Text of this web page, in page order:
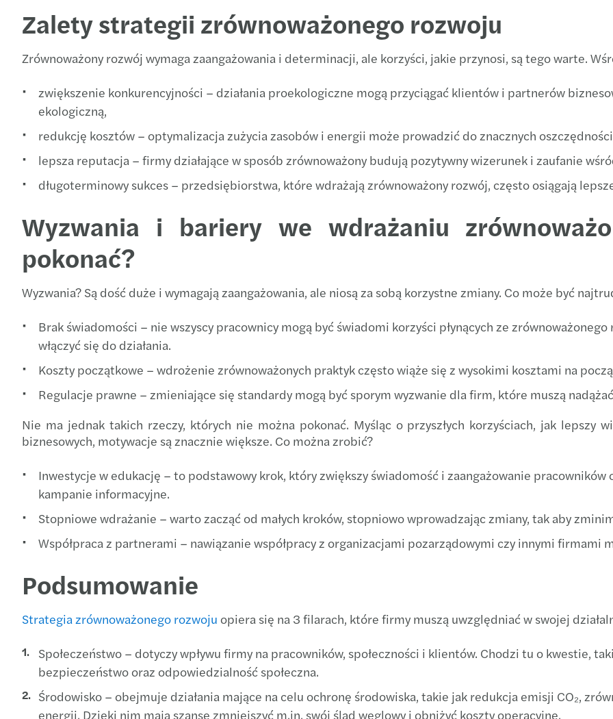
Zalety strategii zrównoważonego rozwoju
Zrównoważony rozwój wymaga zaangażowania i determinacji, ale korzyści, jakie przynosi, są tego warte.
zwiększenie konkurencyjności – działania proekologiczne mogą przyciągać klientów i partnerów
ekologiczną,
redukcję kosztów – optymalizacja zużycia zasobów i energii może prowadzić do znacznych
lepsza reputacja – firmy działające w sposób zrównoważony budują pozytywny wizerunek i zaufanie
długoterminowy sukces – przedsiębiorstwa, które wdrażają zrównoważony rozwój, często osiągają
Wyzwania i bariery we wdrażaniu
pokonać?
Wyzwania? Są dość duże i wymagają zaangażowania, ale niosą za sobą korzystne zmiany. Co może być
Brak świadomości – nie wszyscy pracownicy mogą być świadomi korzyści płynących ze
włączyć się do działania.
Koszty początkowe – wdrożenie zrównoważonych praktyk często wiąże się z wysokimi kosztami na
Regulacje prawne – zmieniające się standardy mogą być sporym wyzwanie dla firm, które muszą
Nie ma jednak takich rzeczy, których nie można pokonać. Myśląc o przyszłych korzyściach, jak lepszy
biznesowych, motywacje są znacznie większe. Co można zrobić?
Inwestycje w edukację – to podstawowy krok, który zwiększy świadomość i zaangażowanie
kampanie informacyjne.
Stopniowe wdrażanie – warto zacząć od małych kroków, stopniowo wprowadzając zmiany, tak aby
Współpraca z partnerami – nawiązanie współpracy z organizacjami pozarządowymi czy innymi firmami
Podsumowanie
Strategia zrównoważonego rozwoju opiera się na 3 filarach, które firmy muszą uwzględniać w swojej
Społeczeństwo – dotyczy wpływu firmy na pracowników, społeczności i klientów. Chodzi tu o kwestie,
bezpieczeństwo oraz odpowiedzialność społeczna.
Środowisko – obejmuje działania mające na celu ochronę środowiska, takie jak redukcja emisji CO₂,
energii. Dzięki nim mają szansę zmniejszyć m.in. swój ślad węglowy i obniżyć koszty operacyjne.